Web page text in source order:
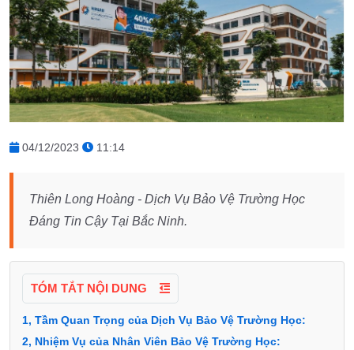
04/12/2023 11:14
Thiên Long Hoàng - Dịch Vụ Bảo Vệ Trường Học
Đáng Tin Cậy Tại Bắc Ninh.
TÓM TẮT NỘI DUNG
1, Tầm Quan Trọng của Dịch Vụ Bảo Vệ Trường Học:
2, Nhiệm Vụ của Nhân Viên Bảo Vệ Trường Học: